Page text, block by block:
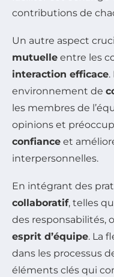
contributions de
Un autre aspect
mutuelle entre les
interaction efficace.
environnement de
les membres de
opinions et
confiance et
interpersonnelles.
En intégrant des
collaboratif, telles
des responsabilités,
esprit d’équipe. La
dans les processus
éléments clés qui